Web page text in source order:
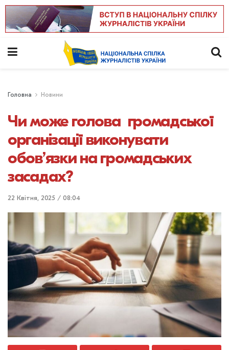
Головна Новини
Чи може голова громадської
організації виконувати
обов’язки на громадських
засадах?
22 Квітня, 2025 / 08:04